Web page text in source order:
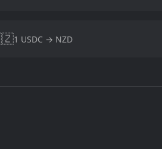
1 USDC → NZD